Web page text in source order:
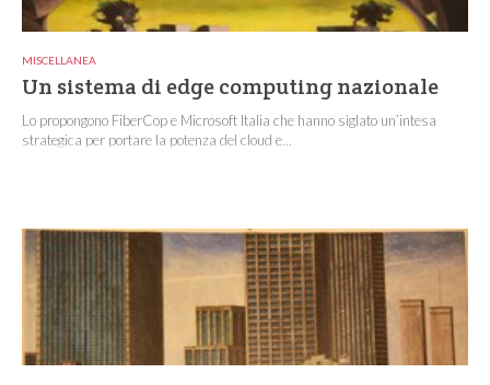
MISCELLANEA
Un sistema di edge computing nazionale
Lo propongono FiberCop e Microsoft Italia che hanno siglato un’intesa
strategica per portare la potenza del cloud e...